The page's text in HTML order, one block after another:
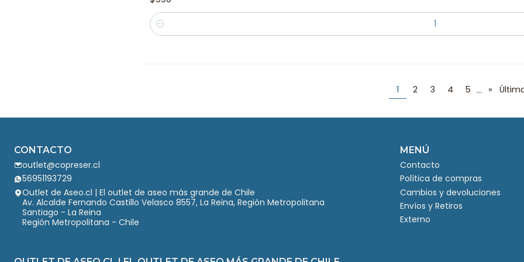
Cantidad
1 2 3 4 5 ... »
CONTACTO
outlet@copreser.cl
56951193729
Outlet de Aseo.cl | El outlet de aseo más grande de Chile
Av. Alcalde Fernando Castillo Velasco 8557, La Reina, Región Metropolitana
Santiago - La Reina
Región Metropolitana - Chile
MENÚ
Contacto
Política de compras
Cambios y devoluciones
Envíos y Retiros
Externo